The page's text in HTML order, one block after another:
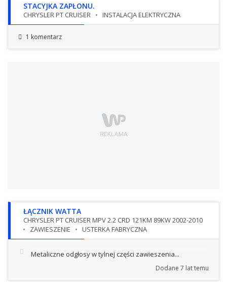
STACYJKA ZAPŁONU.
CHRYSLER PT CRUISER INSTALACJA ELEKTRYCZNA
1 komentarz
ŁĄCZNIK WATTA
CHRYSLER PT CRUISER MPV 2.2 CRD 121KM 89KW 2002-2010
ZAWIESZENIE
USTERKA FABRYCZNA
Metaliczne odgłosy w tylnej części zawieszenia...
Dodane 7 lat temu